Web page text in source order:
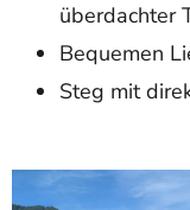
überdachter
Bequemen
Steg mit